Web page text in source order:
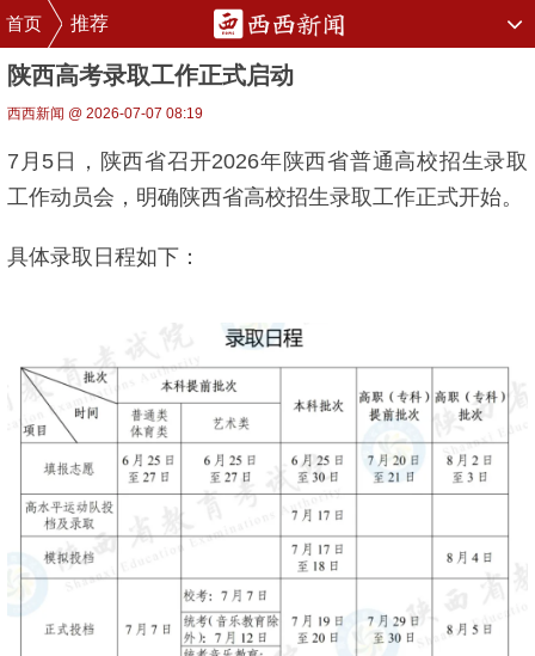
首页 推荐
陕西高考录取工作正式启动
西西新闻 @ 2026-07-07 08:19
7月5日，陕西省召开2026年陕西省普通高校招生录取
工作动员会，明确陕西省高校招生录取工作正式开始。
具体录取日程如下：